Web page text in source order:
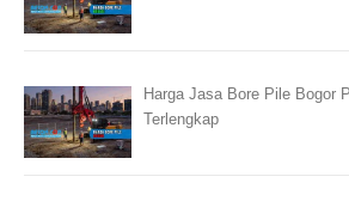
Harga Jasa Bore Pile Bogor
Terlengkap